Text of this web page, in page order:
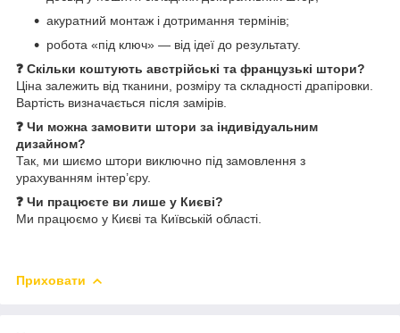
акуратний монтаж і дотримання термінів;
робота «під ключ» — від ідеї до результату.
❓ Скільки коштують австрійські та французькі штори?
Ціна залежить від тканини, розміру та складності драпіровки.
Вартість визначається після замірів.
❓ Чи можна замовити штори за індивідуальним
дизайном?
Так, ми шиємо штори виключно під замовлення з
урахуванням інтер’єру.
❓ Чи працюєте ви лише у Києві?
Ми працюємо у Києві та Київській області.
Приховати